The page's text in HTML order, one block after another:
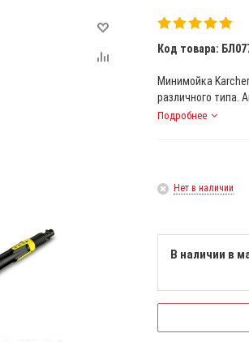
Код товара:
Минимойка
различного типа.
Подробнее
Нет в наличии
В наличии в